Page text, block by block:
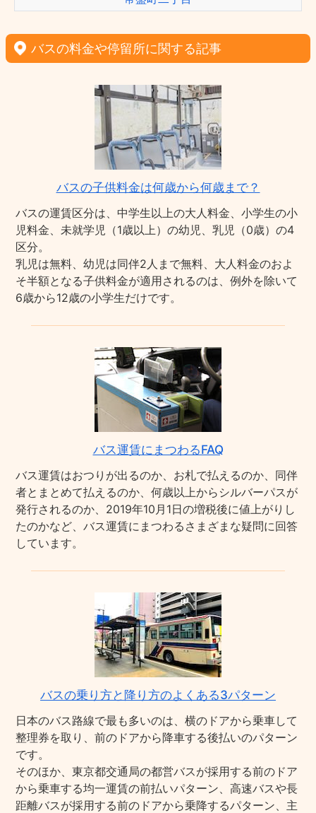
バスの料金や停留所に関する記事
バスの子供料金は何歳から何歳まで？
バスの運賃区分は、中学生以上の大人料金、小学生の小
児料金、未就学児（1歳以上）の幼児、乳児（0歳）の4
区分。
乳児は無料、幼児は同伴2人まで無料、大人料金のおよ
そ半額となる子供料金が適用されるのは、例外を除いて
6歳から12歳の小学生だけです。
バス運賃にまつわるFAQ
バス運賃はおつりが出るのか、お札で払えるのか、同伴
者とまとめて払えるのか、何歳以上からシルバーパスが
発行されるのか、2019年10月1日の増税後に値上がりし
たのかなど、バス運賃にまつわるさまざまな疑問に回答
しています。
バスの乗り方と降り方のよくある3パターン
日本のバス路線で最も多いのは、横のドアから乗車して
整理券を取り、前のドアから降車する後払いのパターン
です。
そのほか、東京都交通局の都営バスが採用する前のドア
から乗車する均一運賃の前払いパターン、高速バスや長
距離バスが採用する前のドアから乗降するパターン、主